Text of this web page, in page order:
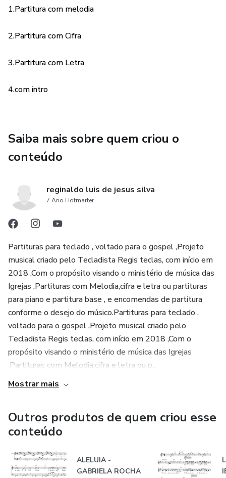
1.Partitura com melodia
2.Partitura com Cifra
3.Partitura com Letra
4.com intro
Saiba mais sobre quem criou o
conteúdo
reginaldo luis de jesus silva
7 Ano Hotmarter
Partituras para teclado , voltado para o gospel ,Projeto
musical criado pelo Tecladista Regis teclas, com início em
2018 ,Com o propósito visando o ministério de música das
Igrejas ,Partituras com Melodia,cifra e letra ou partituras
para piano e partitura base , e encomendas de partitura
conforme o desejo do músico.Partituras para teclado ,
voltado para o gospel ,Projeto musical criado pelo
Tecladista Regis teclas, com início em 2018 ,Com o
propósito visando o ministério de música das Igrejas
,Partituras com Melodia,cifra e letra ou p...
Mostrar mais
Outros produtos de quem criou esse
conteúdo
ALELUIA -
GABRIELA ROCHA